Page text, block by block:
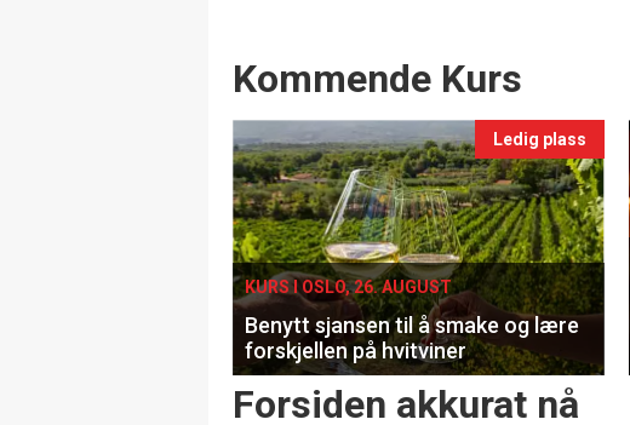
Events
Kommende Kurs
Ledig plass
KURS I OSLO, 26. AUGUST
Benytt sjansen til å smake og lære
forskjellen på hvitviner
Forsiden akkurat nå